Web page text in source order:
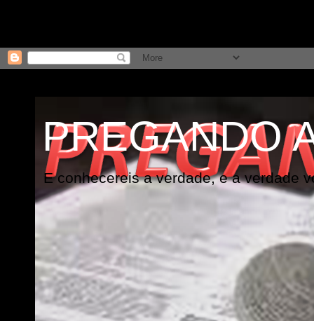
PREGANDO
E conhecereis a verdade, e a verdade